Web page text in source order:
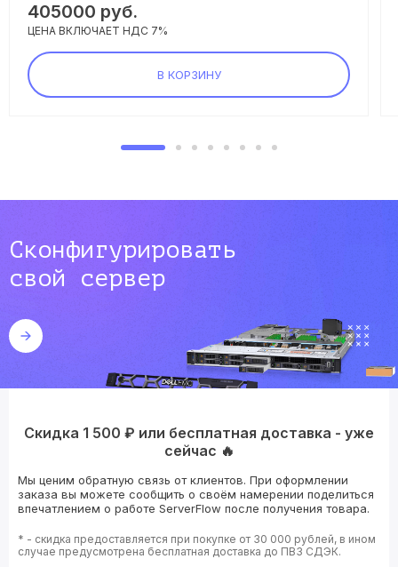
405000 руб.
ЦЕНА ВКЛЮЧАЕТ НДС 7%
В КОРЗИНУ
Сконфигурировать
свой сервер
Скидка 1 500 ₽ или бесплатная доставка - уже
сейчас 🔥
Мы ценим обратную связь от клиентов. При оформлении
заказа вы можете сообщить о своём намерении поделиться
впечатлением о работе ServerFlow после получения товара.
* - скидка предоставляется при покупке от 30 000 рублей, в ином
случае предусмотрена бесплатная доставка до ПВЗ СДЭК.